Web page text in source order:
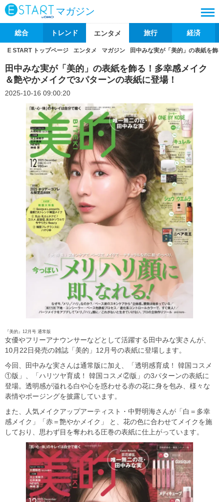
マガジン
総合 トレンド エンタメ 旅行 経済
E START トップページ エンタメ マガジン 田中みな実が「美的」の表紙を
田中みな実が「美的」の表紙を飾る！多幸感メイク
＆艶やかメイクで3パターンの表紙に登場！
2025-10-16 09:00:20
『美的』12月号 通常版
女優やフリーアナウンサーなどとして活躍する田中みな実さんが、
10月22日発売の雑誌「美的」12月号の表紙に登場します。
今回、田中みな実さんは通常版に加え、「透明感育成！ 韓国コスメ
①版」、「ハリツヤ育成！ 韓国コスメ②版」の3パターンの表紙に
登場。透明感が溢れる白や心を惑わせる赤の花に身を包み、様々な
表情やポージングを披露しています。
また、人気メイクアップアーティスト・中野明海さんが「白＝多幸
感メイク」「赤＝艶やかメイク」 と、花の色に合わせてメイクを施
しており、思わず目を奪われる圧巻の表紙に仕上がっています。